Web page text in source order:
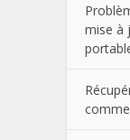
mise à